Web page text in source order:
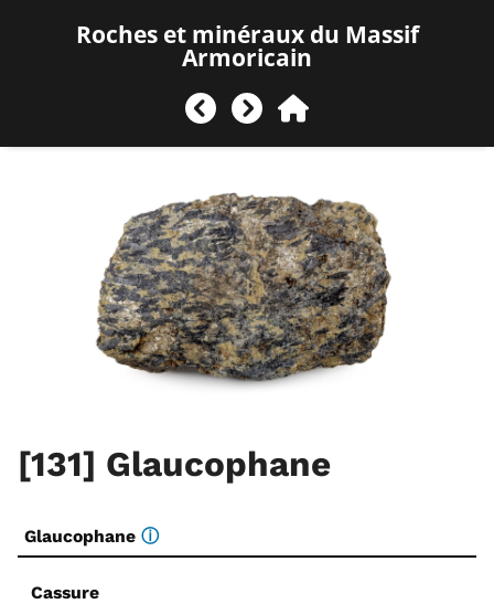
Roches et minéraux du Massif
Armoricain
[131] Glaucophane
Glaucophane ⓘ
Cassure